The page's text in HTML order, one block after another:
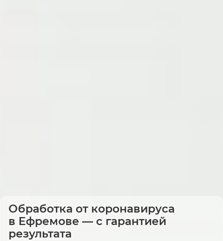
Обработка от коронавируса
в Ефремове — с гарантией
результата